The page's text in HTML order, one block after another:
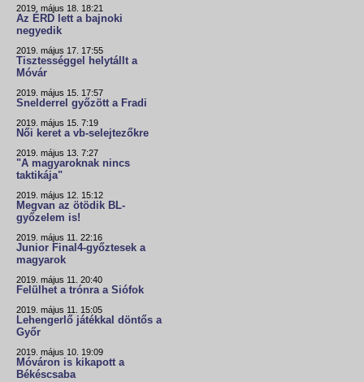
2019. május 18. 18:21
Az ÉRD lett a bajnoki
negyedik
2019. május 17. 17:55
Tisztességgel helytállt a
Móvár
2019. május 15. 17:57
Snelderrel győzött a Fradi
2019. május 15. 7:19
Női keret a vb-selejtezőkre
2019. május 13. 7:27
"A magyaroknak nincs
taktikája"
2019. május 12. 15:12
Megvan az ötödik BL-
győzelem is!
2019. május 11. 22:16
Junior Final4-győztesek a
magyarok
2019. május 11. 20:40
Felülhet a trónra a Siófok
2019. május 11. 15:05
Lehengerlő játékkal döntős a
Győr
2019. május 10. 19:09
Móváron is kikapott a
Békéscsaba